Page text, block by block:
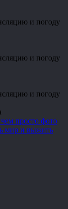
и погоду
и погоду
и погоду
просто фото
мир и выжить